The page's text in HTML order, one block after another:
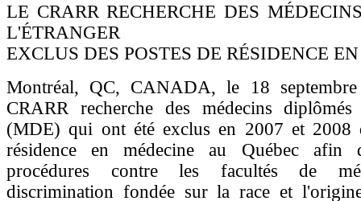
LE CRARR RECHERCHE DES
L'ÉTRANGER
EXCLUS DES POSTES DE RÉSIDENCE
Montréal, QC, CANADA, le 18
CRARR recherche des médecins
(MDE) qui ont été exclus en 2007 et 2008
résidence en médecine au Québec afin
procédures contre les facultés de
discrimination fondée sur la race et